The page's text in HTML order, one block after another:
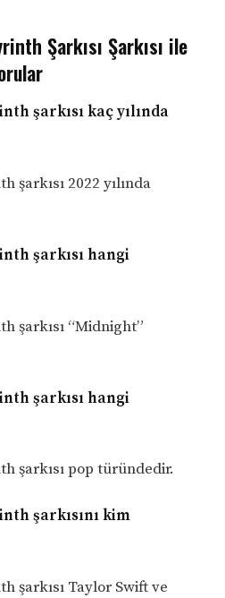
Şarkısı Şarkısı ile
şarkısı kaç yılında
şarkısı 2022 yılında
şarkısı hangi
şarkısı “Midnight”
şarkısı hangi
şarkısı pop türündedir.
şarkısını kim
şarkısı Taylor Swift ve